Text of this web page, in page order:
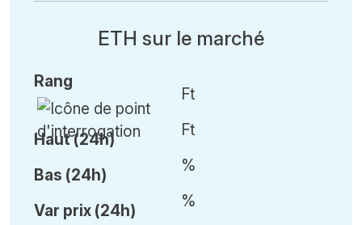
ETH sur le marché
Rang
Haut (24h)
Bas (24h)
Var prix (24h)
Ft
Ft
%
%